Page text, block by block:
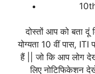
दोस्तों आप को बता दूं
योग्यता 10 वीं पास,
हैं || जो कि आप लोग
लिए नोटिफिकेशन